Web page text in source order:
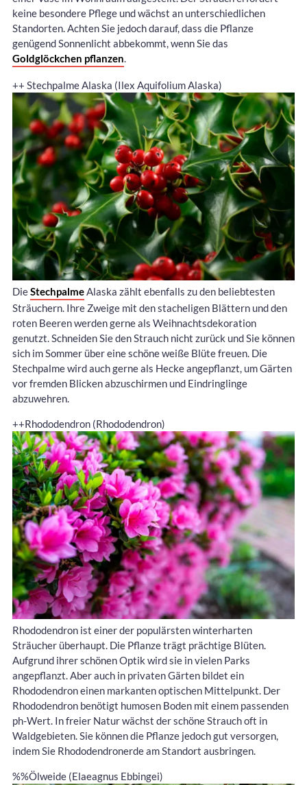
keine besondere Pflege und wächst an unterschiedlichen
Standorten. Achten Sie jedoch darauf, dass die Pflanze
genügend Sonnenlicht abbekommt, wenn Sie das
Goldglöckchen pflanzen
++ Stechpalme Alaska (Ilex Aquifolium Alaska)
DieStechpalmeAlaska zählt ebenfalls zu den beliebtesten
Sträuchern. Ihre Zweige mit den stacheligen Blättern und den
roten Beeren werden gerne als Weihnachtsdekoration
genutzt. Schneiden Sie den Strauch nicht zurück und Sie können
sich im Sommer über eine schöne weiße Blüte freuen. Die
Stechpalme wird auch gerne als Hecke angepflanzt, um Gärten
vor fremden Blicken abzuschirmen und Eindringlinge
abzuwehren.
++Rhododendron (Rhododendron)
Rhododendron ist einer der populärsten winterharten
Sträucher überhaupt. Die Pflanze trägt prächtige Blüten.
Aufgrund ihrer schönen Optik wird sie in vielen Parks
angepflanzt. Aber auch in privaten Gärten bildet ein
Rhododendron einen markanten optischen Mittelpunkt. Der
Rhododendron benötigt humosen Boden mit einem passenden
ph-Wert. In freier Natur wächst der schöne Strauch oft in
Waldgebieten. Sie können die Pflanze jedoch gut versorgen,
indem Sie Rhododendronerde am Standort ausbringen.
%%Ölweide (Elaeagnus Ebbingei)